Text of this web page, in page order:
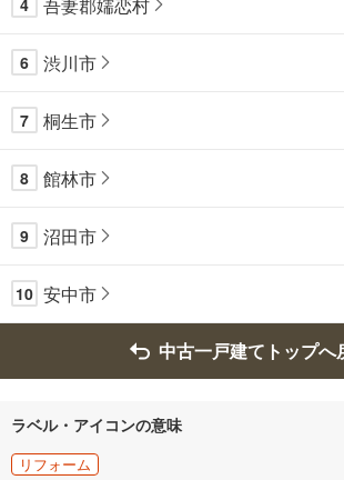
4
6 渋川市
7 桐生市
8 館林市
9 沼田市
10 安中市
中古一戸建てトップへ
ラベル・アイコンの意味
リフォーム